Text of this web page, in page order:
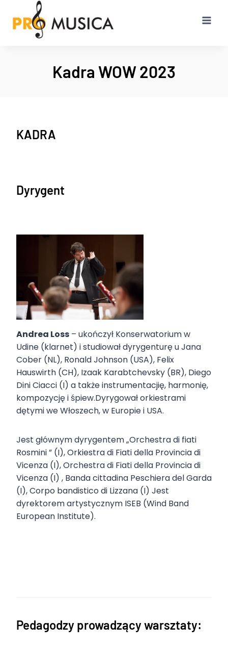
treści
Kadra WOW 2023
KADRA
Dyrygent
Andrea Loss – ukończył Konserwatorium w
Udine (klarnet) i studiował dyrygenturę u Jana
Cober (NL), Ronald Johnson (USA), Felix
Hauswirth (CH), Izaak Karabtchevsky (BR), Diego
Dini Ciacci (I) a także instrumentacjię, harmonię,
kompozycję i śpiew.Dyrygował orkiestrami
dętymi we Włoszech, w Europie i USA.
Jest głównym dyrygentem „Orchestra di fiati
Rosmini ” (I), Orkiestra di Fiati della Provincia di
Vicenza (I), Orchestra di Fiati della Provincia di
Vicenza (I) , Banda cittadina Peschiera del Garda
(I), Corpo bandistico di Lizzana (I) Jest
dyrektorem artystycznym ISEB (Wind Band
European Institute).
Pedagodzy prowadzący warsztaty: